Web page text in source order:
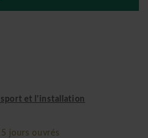
et l'installation
jours ouvrés